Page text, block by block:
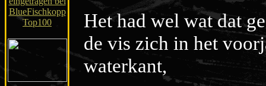
Het had wel wat dat
de vis zich in het
waterkant,